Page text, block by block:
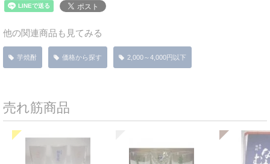
他の関連商品も見てみる
芋焼酎 価格から探す 2,000～4,000円以下
売れ筋商品